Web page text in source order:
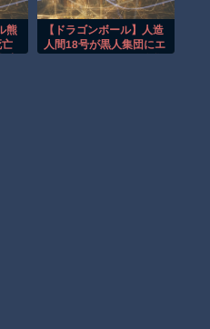
れた当時、世間はまだPTSDと
した」
熊 【ドラゴンボール】人造
人間18号が黒人集団にエ